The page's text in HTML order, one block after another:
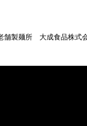
舗製麺所 大成食品株式